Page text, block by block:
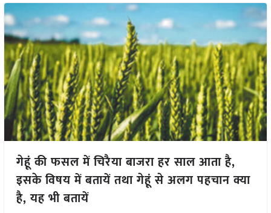
गेहूं की फसल में चिरैया बाजरा हर साल आता है,
इसके विषय में बतायें तथा गेहूं से अलग पहचान क्या
है, यह भी बतायें